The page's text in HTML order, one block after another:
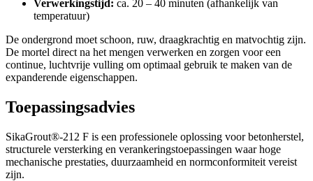
Verwerkingstijd: ca. 20 – 40 minuten (afhankelijk van
temperatuur)
De ondergrond moet schoon, ruw, draagkrachtig en matvochtig zijn.
De mortel direct na het mengen verwerken en zorgen voor een
continue, luchtvrije vulling om optimaal gebruik te maken van de
expanderende eigenschappen.
Toepassingsadvies
SikaGrout®-212 F is een professionele oplossing voor betonherstel,
structurele versterking en verankeringstoepassingen waar hoge
mechanische prestaties, duurzaamheid en normconformiteit vereist
zijn.